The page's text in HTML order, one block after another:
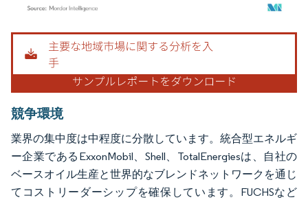
画像 © Mordor Intelligence。再利用にはCC BY 4.0の表示が必要です。
競争環境
業界の集中度は中程度に分散しています。統合型エネルギ
ー企業であるExxonMobil、Shell、TotalEnergiesは、自社の
ベースオイル生産と世界的なブレンドネットワークを通じ
てコストリーダーシップを確保しています。FUCHSなど